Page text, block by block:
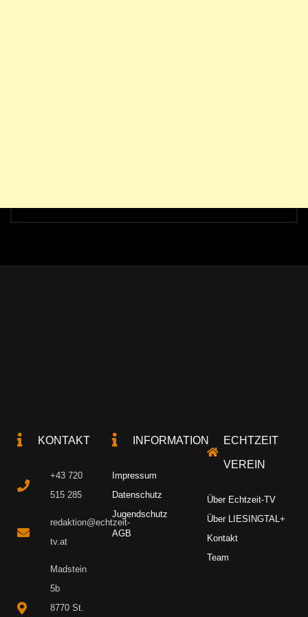
KONTAKT
+43 720
515 285
redaktion@echtzeit-
tv.at
Madstein
5b
8770 St.
INFORMATION
Impressum
Datenschutz
Jugendschutz
AGB
ECHTZEIT
VEREIN
Über Echtzeit-TV
Über LIESINGTAL+
Kontakt
Team